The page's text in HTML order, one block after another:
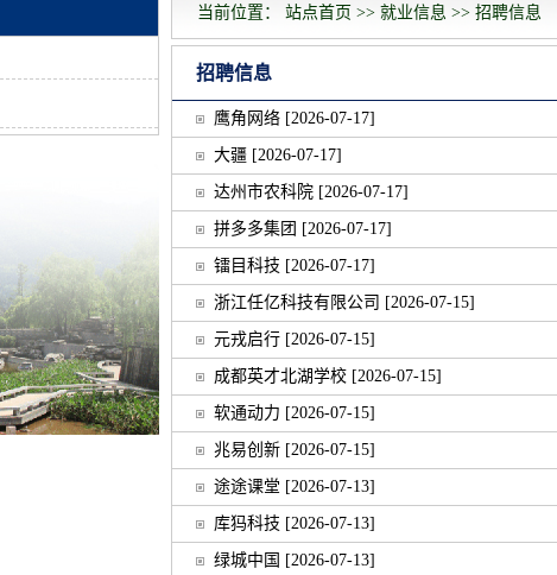
当前位置： 站点首页 >> 就业信息 >> 招聘信息
招聘信息
鹰角网络 [2026-07-17]
大疆 [2026-07-17]
达州市农科院 [2026-07-17]
拼多多集团 [2026-07-17]
镭目科技 [2026-07-17]
浙江任亿科技有限公司 [2026-07-15]
元戎启行 [2026-07-15]
成都英才北湖学校 [2026-07-15]
软通动力 [2026-07-15]
兆易创新 [2026-07-15]
途途课堂 [2026-07-13]
库犸科技 [2026-07-13]
绿城中国 [2026-07-13]